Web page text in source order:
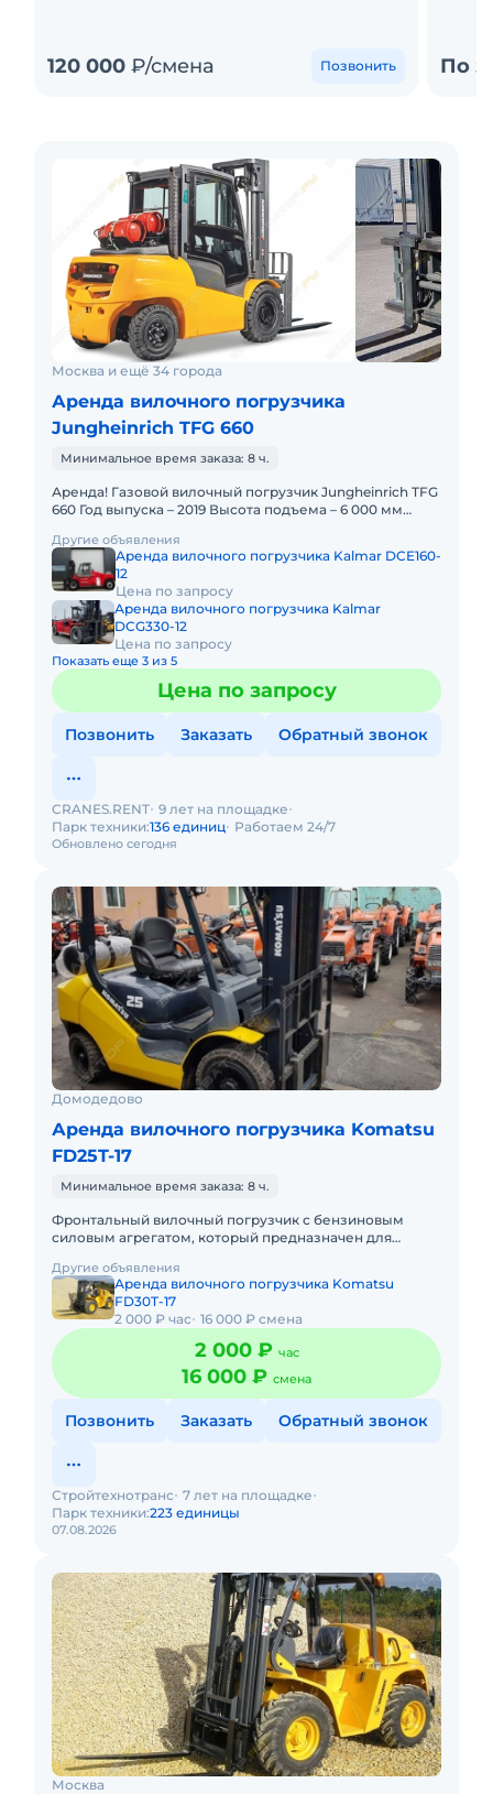
120 000 ₽/смена Позвонить По
Москва и ещё 34 города
Аренда вилочного погрузчика
Jungheinrich TFG 660
Минимальное время заказа: 8 ч.
Аренда! Газовой вилочный погрузчик Jungheinrich TFG
660 Год выпуска – 2019 Высота подъема – 6 000 мм
смещения
Другие объявления
Аренда вилочного погрузчика Kalmar DCE160-
12
Цена по запросу
Аренда вилочного погрузчика Kalmar
DCG330-12
Цена по запросу
Показать еще 3 из 5
Цена по запросу
Позвонить Заказать Обратный звонок
Обновлено сегодня
CRANES.RENT 9 лет на площадке
Парк техники:136 единиц Работаем 24/7
Домодедово
Аренда вилочного погрузчика Komatsu
FD25T-17
Минимальное время заказа: 8 ч.
Фронтальный вилочный погрузчик с бензиновым
силовым агрегатом, который предназначен для
особенностям относятся
Другие объявления
Аренда вилочного погрузчика Komatsu
FD30T-17
2 000 ₽ час 16 000 ₽ смена
2 000 ₽ час
16 000 ₽ смена
Позвонить Заказать Обратный звонок
07.08.2026
Стройтехнотранс 7 лет на площадке
Парк техники:223 единицы
Москва